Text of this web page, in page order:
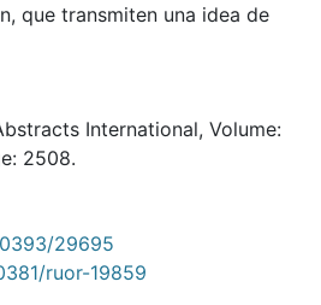
que transmiten una idea de
International, Volume:
2508.
29695
ruor-19859